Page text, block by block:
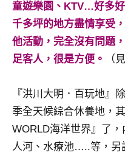
及
旅
遊
誌
欄、
觀
合
童遊樂園、KTV…好多
千多坪的地方盡情享受
他活動，完全沒有問題
足客人，很是方便。
（
『洪川大明．百玩地』
季全天候綜合休養地，
WORLD海洋世界』了
人河、水療池…..等，另